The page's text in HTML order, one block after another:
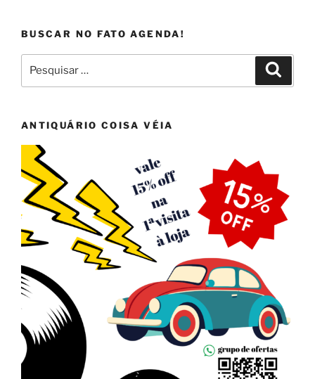
BUSCAR NO FATO AGENDA!
por:
ANTIQUÁRIO COISA VÉIA